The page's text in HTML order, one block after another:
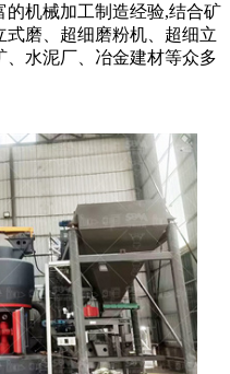
的机械加工制造经验,结合矿
磨、超细磨粉机、超细立
、水泥厂、冶金建材等众多